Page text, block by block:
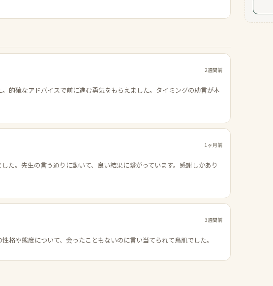
2週間前
的確なアドバイスで前に進む勇気をもらえました。タイミングの助言が本
1ヶ月前
た。先生の言う通りに動いて、良い結果に繋がっています。感謝しかあり
3週間前
格や態度について、会ったこともないのに言い当てられて鳥肌でした。